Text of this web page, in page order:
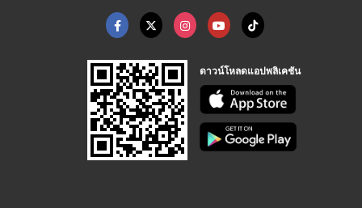
ดาวน์โหลดแอปพลิเคชัน